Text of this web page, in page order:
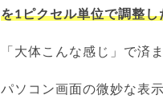
を1ピクセル単位で調整
「大体こんな感じ」で済
パソコン画面の微妙な表